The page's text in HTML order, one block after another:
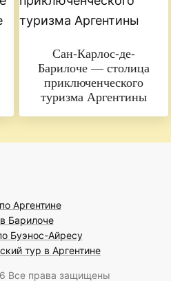
Сан-Карлос-де-
Барилоче — столица
приключенческого
туризма Аргентины
Аргентине
Барилоче
Буэнос-Айресу
тур в Аргентине
Все права защищены